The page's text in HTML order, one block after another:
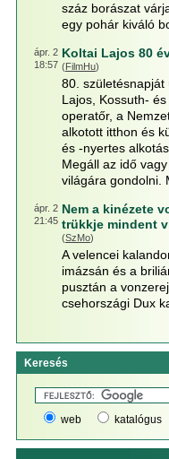
száz borászat
egy pohár kiváló
ápr. 2
18:57
Koltai Lajos 80
(FilmHu)
80. születésnapját
Lajos, Kossuth-
operatőr, a
alkotott itthon és
és -nyertes
Megáll az idő
világára gondolni.
ápr. 2
21:45
Nem a kinézete
trükkje mindent
(SzMo)
A velencei
imázsán és a
pusztán a
csehországi Dux
Keresés
web katalógus